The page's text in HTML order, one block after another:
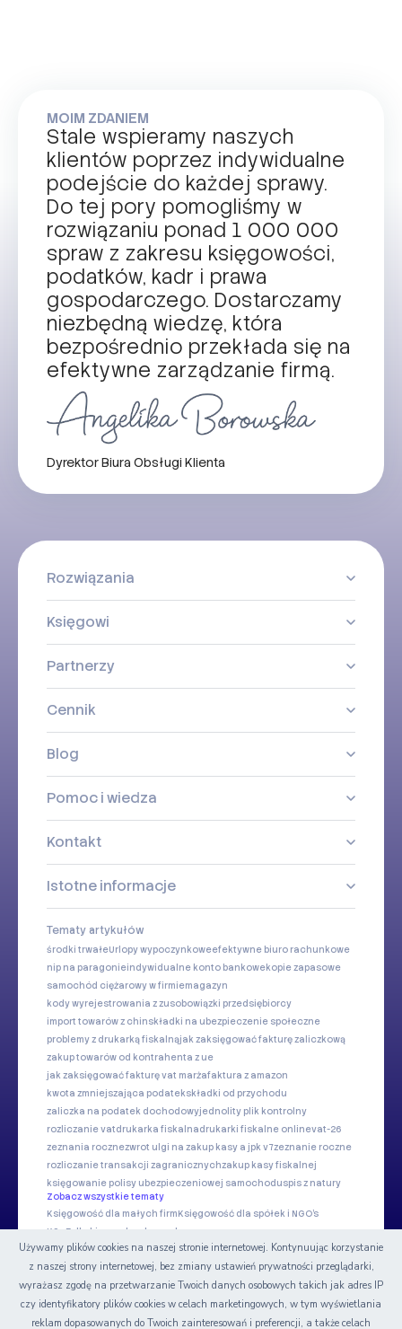
MOIM ZDANIEM
Stale wspieramy naszych
klientów poprzez indywidualne
podejście do każdej sprawy.
Do tej pory pomogliśmy w
rozwiązaniu ponad 1 000 000
spraw z zakresu księgowości,
podatków, kadr i prawa
gospodarczego. Dostarczamy
niezbędną wiedzę, która
bezpośrednio przekłada się na
efektywne zarządzanie firmą.
Dyrektor Biura Obsługi Klienta
Rozwiązania
Księgowi
Partnerzy
Cennik
Blog
Pomoc i wiedza
Kontakt
Istotne informacje
Tematy artykułów
środki trwałeUrlopy wypoczynkoweefektywne biuro rachunkowe
nip na paragonieindywidualne konto bankowekopie zapasowe
samochód ciężarowy w firmiemagazyn
kody wyrejestrowania z zusobowiązki przedsiębiorcy
import towarów z chinskładki na ubezpieczenie społeczne
problemy z drukarką fiskalnąjak zaksięgować fakturę zaliczkową
zakup towarów od kontrahenta z ue
jak zaksięgować fakturę vat marżafaktura z amazon
kwota zmniejszająca podatekskładki od przychodu
zaliczka na podatek dochodowyjednolity plik kontrolny
rozliczanie vatdrukarka fiskalnadrukarki fiskalne onlinevat-26
zeznania rocznezwrot ulgi na zakup kasy a jpk v7zeznanie roczne
rozliczanie transakcji zagranicznychzakup kasy fiskalnej
księgowanie polisy ubezpieczeniowej samochoduspis z natury
Zobacz wszystkie tematy
Księgowość dla małych firmKsięgowość dla spółek i NGO's
KSeF dla biur rachunkowych
Nasze serwisy
Certyfikat
Używamy plików cookies na naszej stronie internetowej. Kontynuując korzystanie
z naszej strony internetowej, bez zmiany ustawień prywatności przeglądarki,
wyrażasz zgodę na przetwarzanie Twoich danych osobowych takich jak adres IP
czy identyfikatory plików cookies w celach marketingowych, w tym wyświetlania
reklam dopasowanych do Twoich zainteresowań i preferencji, a także celach